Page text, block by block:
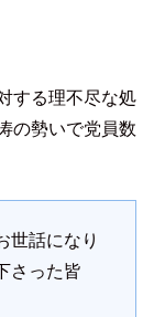
する理不尽な処
の勢いで党員数
世話になり
さった皆